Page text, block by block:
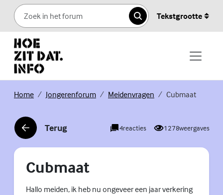
Skip to content
Zoeken
Tekstgrootte
Home(Externe link)
Jongerenforum(Externe link)
Meidenvragen (Externe link)
Cubmaat
Terug
(Externe link) 4reacties 1278weergaves
Cubmaat
Hallo meiden, ik heb nu ongeveer een jaar verkering